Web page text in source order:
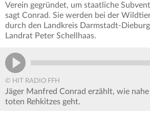
Verein gegründet, um staatliche
sagt Conrad. Sie werden bei der
durch den Landkreis Darmstadt-
Landrat Peter Schellhaas.
© HIT RADIO FFH
Jäger Manfred Conrad erzählt, wie
toten Rehkitzes geht.